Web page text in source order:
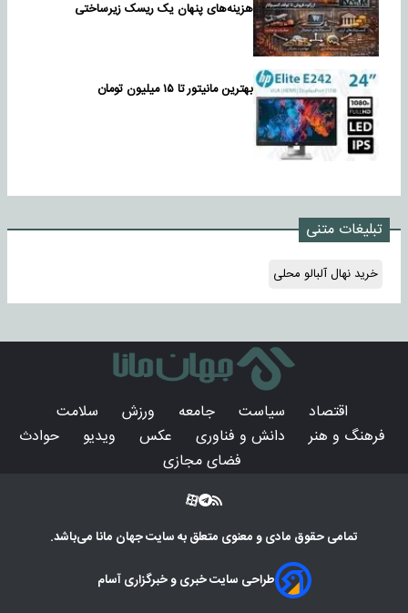
هزینه‌های پنهان یک ریسک زیرساختی
بهترین مانیتور تا ۱۵ میلیون تومان
تبلیغات متنی
خرید نهال آلبالو محلی
اقتصاد سیاست جامعه ورزش
سلامت
فرهنگ و هنر
دانش و فناوری عکس ویدیو
حوادث
فضای مجازی
تمامی حقوق مادی و معنوی متعلق به سایتجهان مانامی‌باشد.
طراحی سایت خبری و خبرگزاری آسام